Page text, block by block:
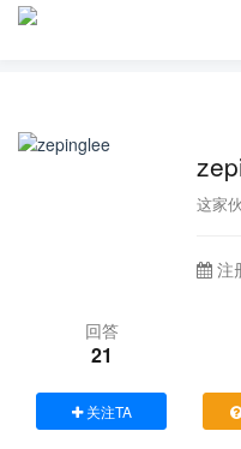
这家
注
回答
21
关注TA